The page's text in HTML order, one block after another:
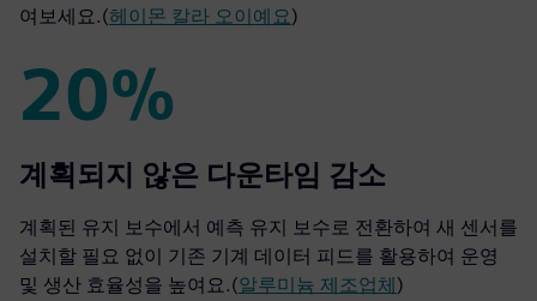
여보세요.(헤이몬 칼라 오이예요)
20%
20%
계획되지 않은 다운타임 감소
계획된 유지 보수에서 예측 유지 보수로 전환하여 새 센서를
설치할 필요 없이 기존 기계 데이터 피드를 활용하여 운영
및 생산 효율성을 높여요.(알루미늄 제조업체)